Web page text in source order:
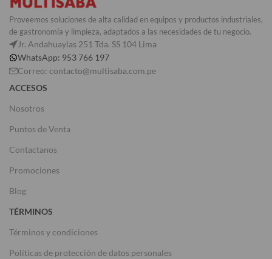
Proveemos soluciones de alta calidad en equipos y productos industriales,
de gastronomía y limpieza, adaptados a las necesidades de tu negocio.
Jr. Andahuaylas 251 Tda. SS 104 Lima
WhatsApp: 953 766 197
Correo: contacto@multisaba.com.pe
ACCESOS
Nosotros
Puntos de Venta
Contactanos
Promociones
Blog
TÉRMINOS
Términos y condiciones
Políticas de protección de datos personales